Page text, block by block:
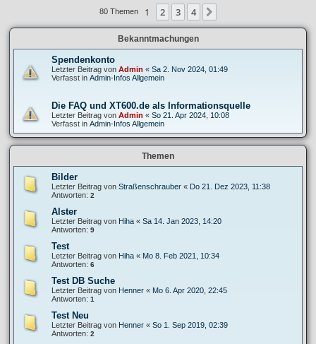
80 Themen 1 2 3 4
Bekanntmachungen
Spendenkonto
Letzter Beitrag von Admin « Sa 2. Nov 2024, 01:49
Verfasst in Admin-Infos Allgemein
Die FAQ und XT600.de als Informationsquelle
Letzter Beitrag von Admin « So 21. Apr 2024, 10:08
Verfasst in Admin-Infos Allgemein
Themen
Bilder
Letzter Beitrag von Straßenschrauber « Do 21. Dez 2023, 11:38
Antworten: 2
Alster
Letzter Beitrag von Hiha « Sa 14. Jan 2023, 14:20
Antworten: 9
Test
Letzter Beitrag von Hiha « Mo 8. Feb 2021, 10:34
Antworten: 6
Test DB Suche
Letzter Beitrag von Henner « Mo 6. Apr 2020, 22:45
Antworten: 1
Test Neu
Letzter Beitrag von Henner « So 1. Sep 2019, 02:39
Antworten: 2